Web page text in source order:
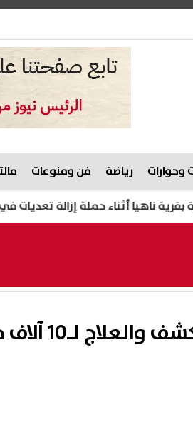
وحوارات رياضة فن ومنوعات
أثناء حملة إزالة تعديات في كرداسة
وزارة الصحة: